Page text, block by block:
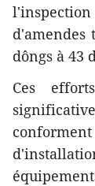
dôngs à 43
Ces